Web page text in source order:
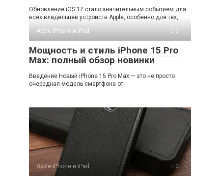
Обновление iOS 17 стало значительным событием для
всех владельцев устройств Apple, особенно для тех,
Apple iPhone и iPad
0
Мощность и стиль iPhone 15 Pro
Max: полный обзор новинки
Введение Новый iPhone 15 Pro Max — это не просто
очередная модель смартфона от
Apple iPhone и iPad 0